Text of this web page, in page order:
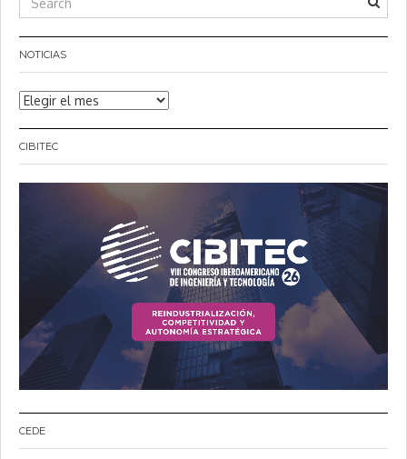
NOTICIAS
Noticias
CIBITEC
CEDE